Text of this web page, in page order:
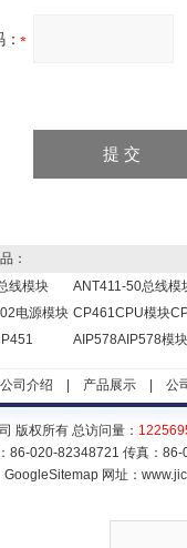
：
：
线模块
ANT411-50总线模
电源模块 CP461CPU模块
AIP578AIP578模块
公司介绍 产品展示| 公
版权所有 总访问量：
86-020-82348721 传真：
GoogleSitemap 网址：